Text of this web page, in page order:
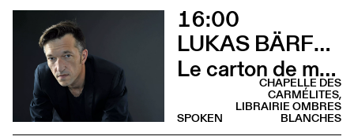
16:00
LUKAS BÄRFUSS
Le carton de mon père (Rencontre - Librairie Ombres Blanches)
CHAPELLE DES
CARMÉLITES,
LIBRAIRIE OMBRES
BLANCHES
SPOKEN